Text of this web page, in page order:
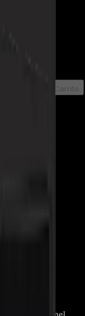
Añadir al Carrito
original
LG.